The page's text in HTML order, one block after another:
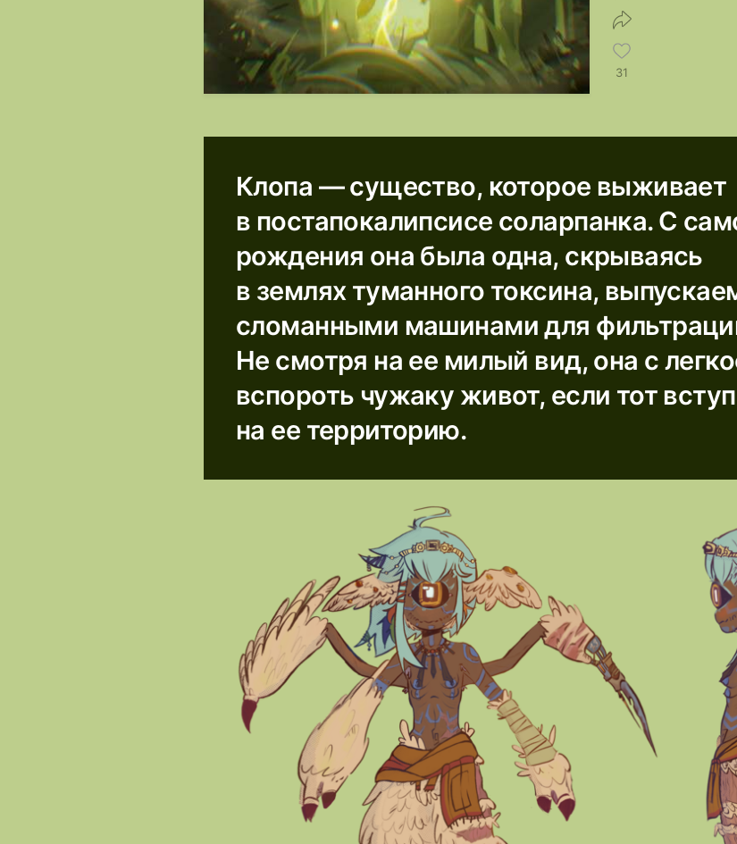
31
Клопа — существо, которое выживает
в постапокалипсисе соларпанка. С
рождения она была одна, скрываясь
в землях туманного токсина,
сломанными машинами для
Не смотря на ее милый вид, она с
вспороть чужаку живот, если тот
на ее территорию.